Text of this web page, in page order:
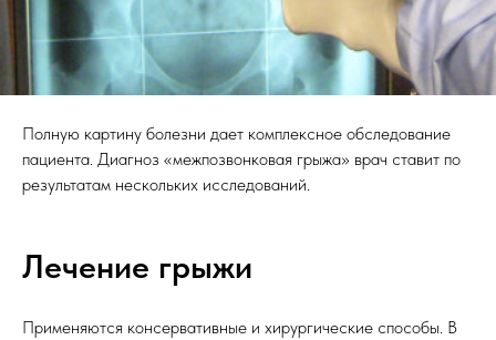
Полную картину болезни дает комплексное обследование
пациента. Диагноз «межпозвонковая грыжа» врач ставит по
результатам нескольких исследований.
Лечение грыжи
Применяются консервативные и хирургические способы. В